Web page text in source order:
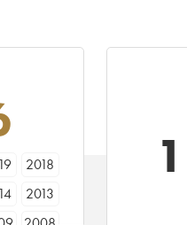
2018
2013